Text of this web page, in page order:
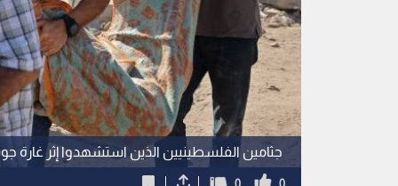
جثامين الفلسطينيين الذين استشهدوا إثر غارة